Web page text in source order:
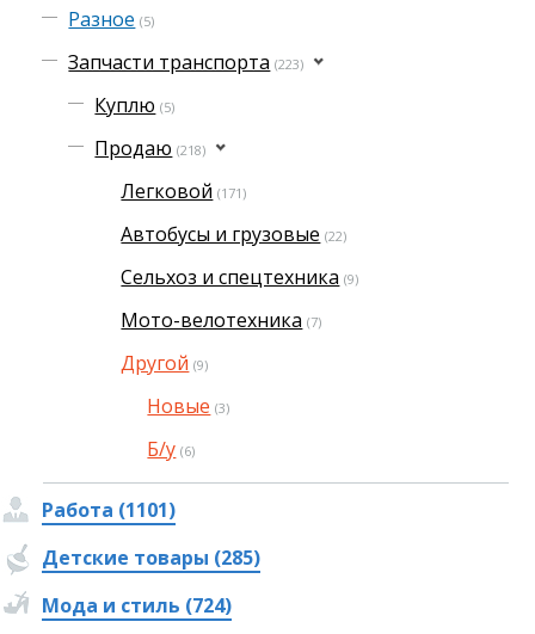
Разное (5)
Запчасти транспорта (223)
Куплю (5)
Продаю (218)
Легковой (171)
Автобусы и грузовые (22)
Сельхоз и спецтехника (9)
Мото-велотехника (7)
Другой (9)
Новые (3)
Б/у (6)
Работа (1101)
Детские товары (285)
Мода и стиль (724)